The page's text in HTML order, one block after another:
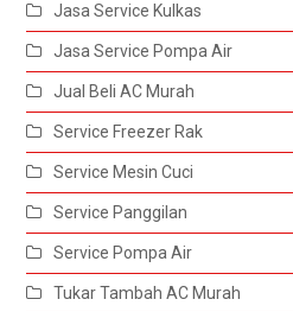
Jasa Service Kulkas
Jasa Service Pompa Air
Jual Beli AC Murah
Service Freezer Rak
Service Mesin Cuci
Service Panggilan
Service Pompa Air
Tukar Tambah AC Murah